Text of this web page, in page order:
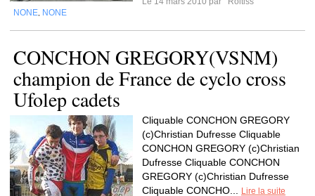
NONE NONE
CONCHON GREGORY(VSNM)
champion de France de cyclo cross
Ufolep cadets
Cliquable CONCHON GREGORY
(c)Christian Dufresse Cliquable
CONCHON GREGORY (c)Christian
Dufresse Cliquable CONCHON
GREGORY (c)Christian Dufresse
Cliquable CONCHO...
Lire la suite